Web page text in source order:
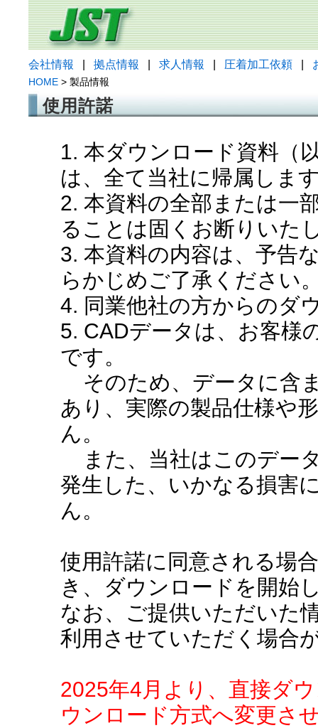
会社情報 拠点情報 求人情報 圧着加工依頼
HOME > 製品情報
使用許諾
1. 本ダウンロード資料（
は、全て当社に帰属しま
2. 本資料の全部または一
ることは固くお断りいた
3. 本資料の内容は、予告
らかじめご了承ください
4. 同業他社の方からのダ
5. CADデータは、お客様
です。
そのため、データに含
あり、実際の製品仕様や
ん。
また、当社はこのデー
発生した、いかなる損害
ん。
使用許諾に同意される場
き、ダウンロードを開始
なお、ご提供いただいた
利用させていただく場合
2025年4月より、直接ダ
ウンロード方式へ変更さ